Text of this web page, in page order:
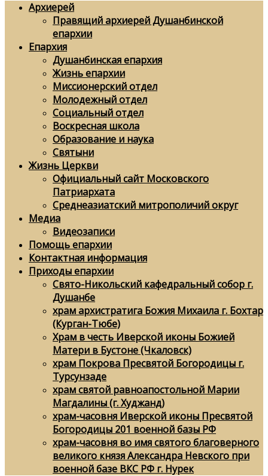
Архиерей
Правящий архиерей Душанбинской
епархии
Епархия
Душанбинская епархия
Жизнь епархии
Миссионерский отдел
Молодежный отдел
Социальный отдел
Воскресная школа
Образование и наука
Святыни
Жизнь Церкви
Официальный сайт Московского
Патриархата
Среднеазиатский митрополичий округ
Медиа
Видеозаписи
Помощь епархии
Контактная информация
Приходы епархии
Свято-Никольский кафедральный собор г.
Душанбе
храм архистратига Божия Михаила г. Бохтар
(Курган-Тюбе)
Храм в честь Иверской иконы Божией
Матери в Бустоне (Чкаловск)
храм Покрова Пресвятой Богородицы г.
Турсунзаде
храм святой равноапостольной Марии
Магдалины (г. Худжанд)
храм-часовня Иверской иконы Пресвятой
Богородицы 201 военной базы РФ
храм-часовня во имя святого благоверного
великого князя Александра Невского при
военной базе ВКС РФ г. Нурек